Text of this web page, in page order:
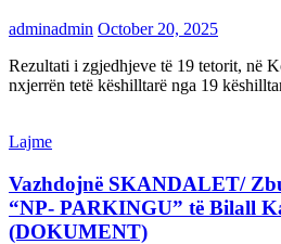
adminadmin October 20, 2025
Rezultati i zgjedhjeve të 19 tetorit, në
nxjerrën tetë këshilltarë nga 19
Lajme
Vazhdojnë SKANDALET/
“NP- PARKINGU” të Bilall
(DOKUMENT)